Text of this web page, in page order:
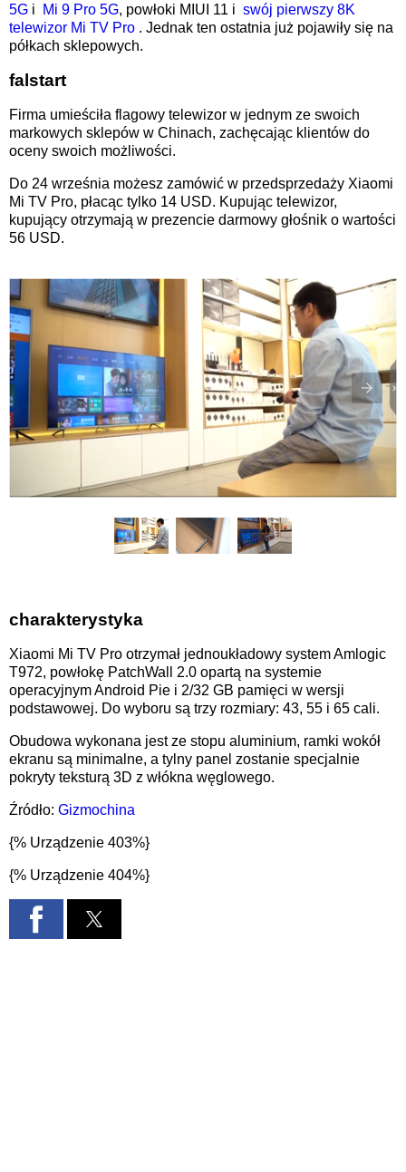
5G i Mi 9 Pro 5G, powłoki MIUI 11 i swój pierwszy 8K
telewizor Mi TV Pro . Jednak ten ostatnia już pojawiły się na
półkach sklepowych.
falstart
Firma umieściła flagowy telewizor w jednym ze swoich
markowych sklepów w Chinach, zachęcając klientów do
oceny swoich możliwości.
Do 24 września możesz zamówić w przedsprzedaży Xiaomi
Mi TV Pro, płacąc tylko 14 USD. Kupując telewizor,
kupujący otrzymają w prezencie darmowy głośnik o wartości
56 USD.
charakterystyka
Xiaomi Mi TV Pro otrzymał jednoukładowy system Amlogic
T972, powłokę PatchWall 2.0 opartą na systemie
operacyjnym Android Pie i 2/32 GB pamięci w wersji
podstawowej. Do wyboru są trzy rozmiary: 43, 55 i 65 cali.
Obudowa wykonana jest ze stopu aluminium, ramki wokół
ekranu są minimalne, a tylny panel zostanie specjalnie
pokryty teksturą 3D z włókna węglowego.
Źródło: Gizmochina
{% Urządzenie 403%}
{% Urządzenie 404%}